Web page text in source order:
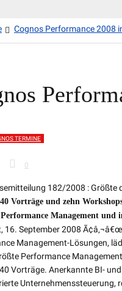
Cognos Performance 2008
TERMINE
0
182/2008 :
Vorträge und zehn
Management und
16. September 2008
Management-Lösungen,
Performance
Vorträge. Anerkannte BI-
Unternehmenssteuerung,